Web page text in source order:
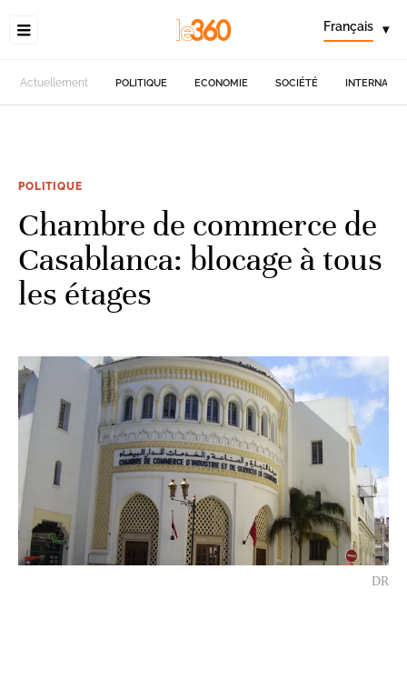
Français ▾
Actuellement POLITIQUE ECONOMIE SOCIÉTÉ
POLITIQUE
Chambre de commerce de
Casablanca: blocage à tous
les étages
DR